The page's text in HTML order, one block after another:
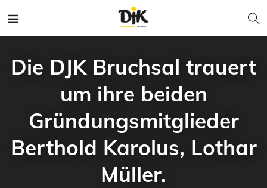
Die DJK Bruchsal trauert
um ihre beiden
Gründungsmitglieder
Berthold Karolus, Lothar
Müller.